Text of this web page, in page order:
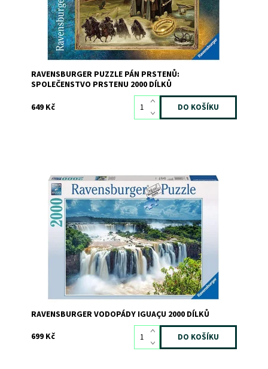
RAVENSBURGER PUZZLE PÁN PRSTENŮ:
SPOLEČENSTVO PRSTENU 2000 DÍLKŮ
649 Kč
Dostupnost: Skladem3
8078
Značka:
RAVENSBURGER
RAVENSBURGER VODOPÁDY IGUAÇU 2000 DÍLKŮ
699 Kč